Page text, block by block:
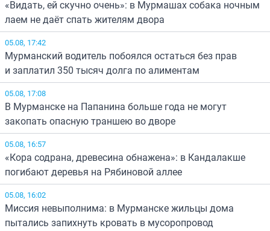
«Видать, ей скучно очень»: в Мурмашах собака ночным
лаем не даёт спать жителям двора
05.08, 17:42
Мурманский водитель побоялся остаться без прав
и заплатил 350 тысяч долга по алиментам
05.08, 17:08
В Мурманске на Папанина больше года не могут
закопать опасную траншею во дворе
05.08, 16:57
«Кора содрана, древесина обнажена»: в Кандалакше
погибают деревья на Рябиновой аллее
05.08, 16:02
Миссия невыполнима: в Мурманске жильцы дома
пытались запихнуть кровать в мусоропровод